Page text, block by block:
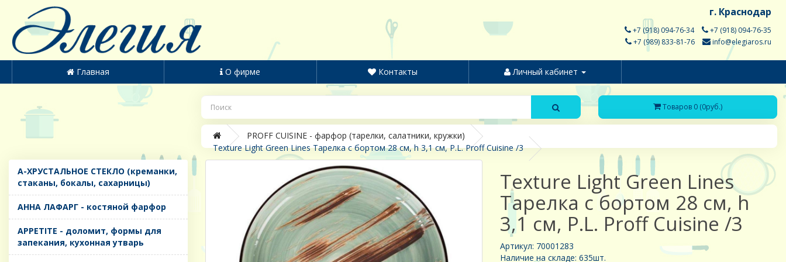
г. Краснодар
+7 (918) 094-76-34
+7 (918) 094-76-35
+7 (989) 833-81-76
info@elegiaros.ru
Главная О фирме Контакты Личный кабинет
Товаров 0 (0руб.)
PROFF CUISINE - фарфор (тарелки, салатники, кружки)
Texture Light Green Lines Тарелка с бортом 28 см, h 3,1 см, P.L. Proff Cuisine /3
A-ХРУСТАЛЬНОЕ СТЕКЛО (креманки,
стаканы, бокалы, сахарницы)
AHHA ЛАФАРГ - костяной фарфор
APPETITE - доломит, формы для
запекания, кухонная утварь
Texture Light Green Lines
Тарелка с бортом 28 см, h
3,1 см, P.L. Proff Cuisine /3
Артикул: 70001283
Наличие на складе: 635шт.